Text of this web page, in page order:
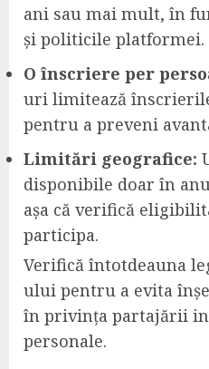
ani sau mai mult, în
și politicile platformei.
O înscriere per
uri limitează
pentru a preveni
Limitări geografice:
disponibile doar în
așa că verifică
participa.
Verifică întotdeauna
ului pentru a evita
în privința partajării
personale.